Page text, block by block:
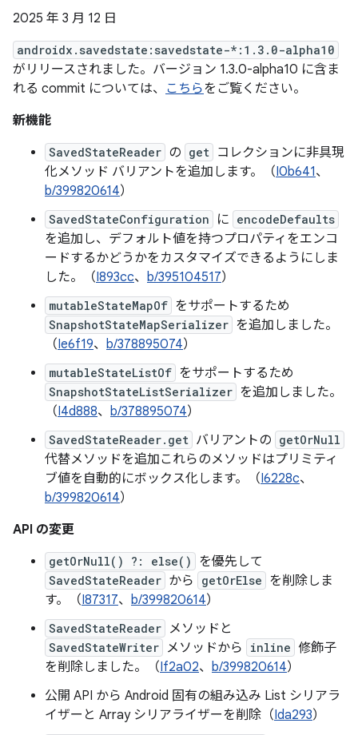
2025 年 3 月 12 日
androidx.savedstate:savedstate-*:1.3.0-alpha10
がリリースされました。バージョン 1.3.0-alpha10 に含ま
れる commit については、 こちらをご覧ください。
新機能
SavedStateReader の get コレクションに非具現
化メソッド バリアントを追加します。（I0b641、
b/399820614）
SavedStateConfiguration に encodeDefaults
を追加し、デフォルト値を持つプロパティをエンコ
ードするかどうかをカスタマイズできるようにしま
した。（I893cc、 b/395104517）
mutableStateMapOf をサポートするため
SnapshotStateMapSerializer を追加しました。
（Ie6f19、 b/378895074）
mutableStateListOf をサポートするため
SnapshotStateListSerializer を追加しました。
（I4d888、 b/378895074）
SavedStateReader.get バリアントの getOrNull
代替メソッドを追加これらのメソッドはプリミティ
ブ値を自動的にボックス化します。（I6228c、
b/399820614）
API の変更
getOrNull() ?: else() を優先して
SavedStateReader から getOrElse を削除しま
す。（I87317、 b/399820614）
SavedStateReader メソッドと
SavedStateWriter メソッドから inline 修飾子
を削除しました。（If2a02、 b/399820614）
公開 API から Android 固有の組み込み List シリアラ
イザーと Array シリアライザーを削除（Ida293）